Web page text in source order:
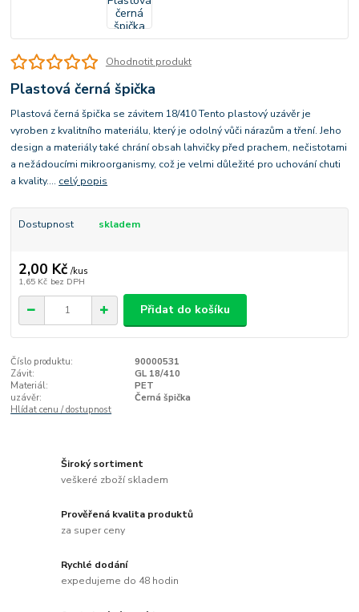
Ohodnotit produkt
Plastová černá špička
Plastová černá špička se závitem 18/410 Tento plastový uzávěr je
vyroben z kvalitního materiálu, který je odolný vůči nárazům a tření. Jeho
design a materiály také chrání obsah lahvičky před prachem, nečistotami
a nežádoucími mikroorganismy, což je velmi důležité pro uchování chuti
a kvality.... celý popis
Dostupnost skladem
2,00 Kč /kus
1,65 Kč bez DPH
Přidat do košíku
Číslo produktu:
90000531
Závit:
GL 18/410
Materiál:
PET
uzávěr:
Černá špička
Hlídat cenu / dostupnost
Široký sortiment
veškeré zboží skladem
Prověřená kvalita produktů
za super ceny
Rychlé dodání
expedujeme do 48 hodin